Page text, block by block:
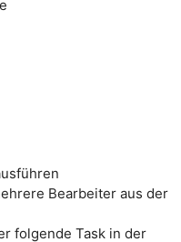
Bearbeiter aus der
folgende Task in der